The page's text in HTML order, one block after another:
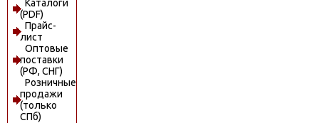
Каталоги
(PDF)
Прайс-
лист
Оптовые
поставки
(РФ, СНГ)
Розничные
продажи
(только
СПб)